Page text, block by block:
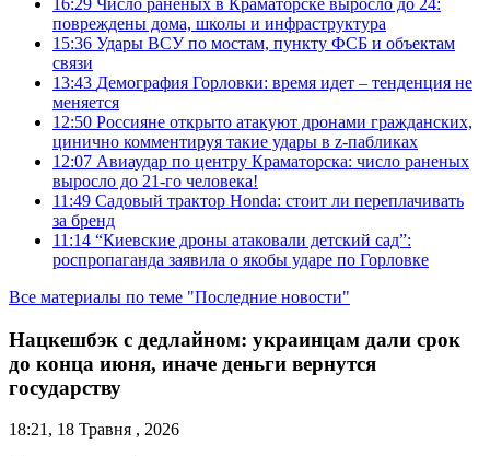
повреждены дома, школы и инфраструктура
15:36 Удары ВСУ по мостам, пункту ФСБ и объектам
связи
13:43 Демография Горловки: время идет – тенденция не
меняется
12:50 Россияне открыто атакуют дронами гражданских,
цинично комментируя такие удары в z-пабликах
12:07 Авиаудар по центру Краматорска: число раненых
выросло до 21-го человека!
11:49 Садовый трактор Honda: стоит ли переплачивать
за бренд
11:14 “Киевские дроны атаковали детский сад”:
роспропаганда заявила о якобы ударе по Горловке
Все материалы по теме "Последние новости"
Нацкешбэк с дедлайном: украинцам дали срок
до конца июня, иначе деньги вернутся
государству
18:21, 18 Травня , 2026